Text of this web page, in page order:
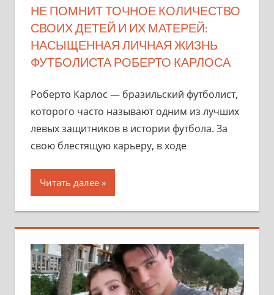
НЕ ПОМНИТ ТОЧНОЕ КОЛИЧЕСТВО
СВОИХ ДЕТЕЙ И ИХ МАТЕРЕЙ:
НАСЫЩЕННАЯ ЛИЧНАЯ ЖИЗНЬ
ФУТБОЛИСТА РОБЕРТО КАРЛОСА
Роберто Карлос — бразильский футболист,
которого часто называют одним из лучших
левых защитников в истории футбола. За
свою блестящую карьеру, в ходе
Читать далее